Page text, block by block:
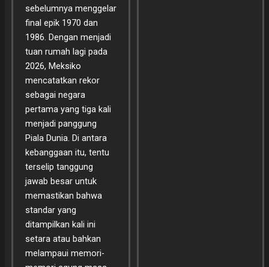
sebelumnya menggelar
final epik 1970 dan
1986. Dengan menjadi
tuan rumah lagi pada
2026, Meksiko
mencatatkan rekor
sebagai negara
pertama yang tiga kali
menjadi panggung
Piala Dunia. Di antara
kebanggaan itu, tentu
terselip tanggung
jawab besar untuk
memastikan bahwa
standar yang
ditampilkan kali ini
setara atau bahkan
melampaui memori-